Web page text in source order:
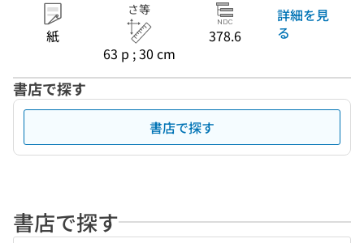
紙
さ等
63 p ; 30 cm
378.6
詳細を見
る
書店で探す
書店で探す
書店で探す